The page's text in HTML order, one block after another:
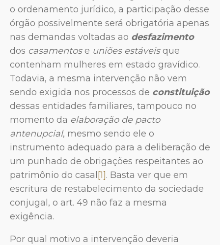
o ordenamento jurídico, a participação desse
órgão possivelmente será obrigatória apenas
nas demandas voltadas ao desfazimento
dos casamentose uniões estáveisque
contenham mulheres em estado gravídico.
Todavia, a mesma intervenção não vem
sendo exigida nos processos de constituição
dessas entidades familiares, tampouco no
momento da elaboração de pacto
antenupcial, mesmo sendo ele o
instrumento adequado para a deliberação de
um punhado de obrigações respeitantes ao
patrimônio do casal [1]. Basta ver que em
escritura de restabelecimento da sociedade
conjugal, o art. 49 não faz a mesma
exigência.
Por qual motivo a intervenção deveria